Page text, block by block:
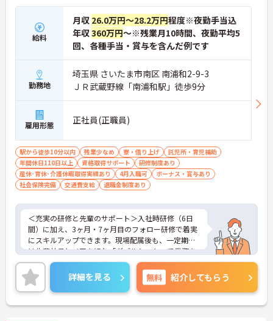
給料
月収 26.0万円～28.2万円程度※夜勤手当込
年収360万円～※残業月10時間、夜勤平均5
回、各種手当・賞与を含んだ例です
勤務地
埼玉県 さいたま市南区 南浦和2-9-3
ＪＲ武蔵野線「南浦和駅」徒歩9分
雇用形態 正社員(正職員)
駅から徒歩10分以内 残業少なめ 寮・借り上げ
託児所・育児補助
年間休日110日以上
資格取得サポート
研修制度あり
産休･育休･介護休暇取得実績あり
4月入職可
ボーナス・賞与あり
社会保険完備
交通費支給 退職金制度あり
＜充実の研修と先輩のサポート＞入社時研修（6日
間）に加え、3ヶ月・7ヶ月目のフォロー研修で着実
にスキルアップできます。現場配属後も、一定期間
は先輩社員とペアを組む「ダブルシフト」で業務を
習得できるので、一人で抱え込むことはありませ
ん。
＜頑張りが給与に直結！専門性を磨いて年収アップ
＞経験やスキルがしっかり給与に反映される仕組み
です。定期昇給に加え、独自の社内専門資格制度
詳細を見る 無料 紹介してもらう